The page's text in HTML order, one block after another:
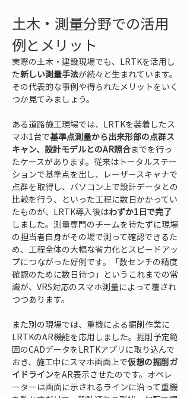
土木・測量分野での活用
例とメリット
実際の土木・建設現場でも、LRTKを活用し
た新しい測量手法が続々と生まれています。
その代表的な事例や得られたメリットをいく
つか見てみましょう。
ある道路施工現場では、LRTKを装着したス
マホ1台で基準点測量から出来形部の点群ス
キャン、設計モデルとのAR照合までを行っ
たケースがあります。従来はトータルステー
ションで基準点を出し、レーザースキャナで
点群を取得し、パソコン上で設計データとの
比較を行う、といった工程に数日かかってい
たものが、LRTK導入後はわずか1日で完了
しました。測量専門のチームを待たずに現場
の担当者自身がその場で測って確認できるた
め、工程全体の大幅な省力化とスピードアッ
プにつながった好例です。「数センチの精度
確認のために数日待つ」というこれまでの常
識が、VRS対応のスマホ測量によって覆され
つつあります。
また別の現場では、重機による掘削作業に
LRTKのAR機能を応用しました。掘削予定範
囲のCADデータをLRTKアプリに取り込んで
おき、施工中にスマホ画面上で仮想の掘削ガ
イドラインをAR表示させたのです。オペレ
ーターは画面に示されるラインに沿って重機